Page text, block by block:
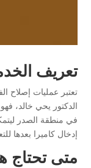
تعريف
تعتبر عمليات إصلاح
الدكتور يحي خالد،
في منطقة الصدر
إدخال كاميرا بعدها
متى تحتاج